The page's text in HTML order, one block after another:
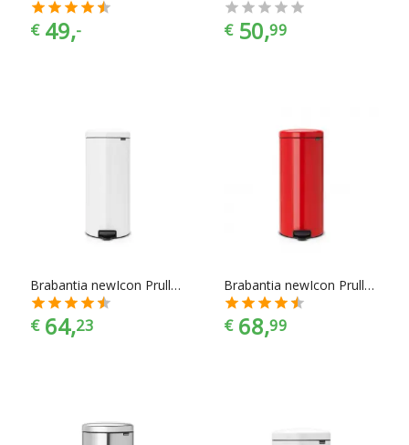
€ 49,- € 50,99
Brabantia newIcon Prullenbak - 30 l - White
€ 64,23
Brabantia newIcon Prullenbak - 30 l - Passion Red
€ 68,99